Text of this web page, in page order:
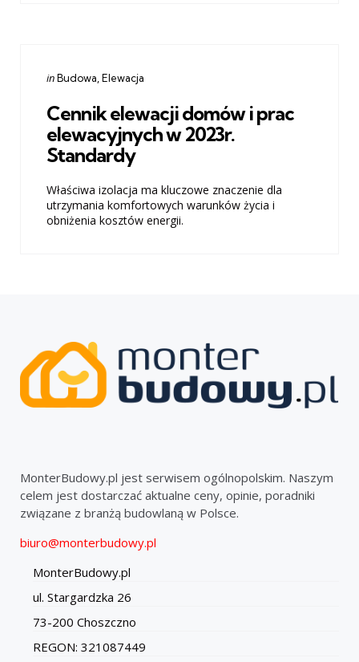
Categories
Posted
inBudowa Elewacja
Cennik elewacji domów i prac
elewacyjnych w 2023r.
Standardy
Właściwa izolacja ma kluczowe znaczenie dla
utrzymania komfortowych warunków życia i
obniżenia kosztów energii.
MonterBudowy.pl jest serwisem ogólnopolskim. Naszym
celem jest dostarczać aktualne ceny, opinie, poradniki
związane z branżą budowlaną w Polsce.
biuro@monterbudowy.pl
MonterBudowy.pl
ul. Stargardzka 26
73-200 Choszczno
REGON: 321087449